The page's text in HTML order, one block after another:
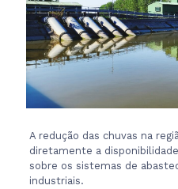
A redução das chuvas na
diretamente a
sobre os sistemas de
industriais.